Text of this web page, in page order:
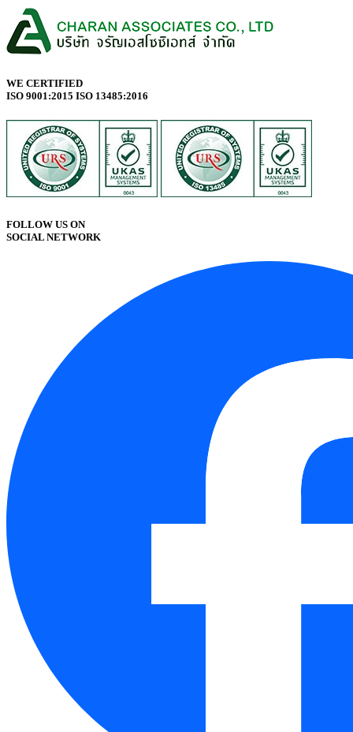
WE CERTIFIED
ISO 9001:2015 ISO 13485:2016
FOLLOW US ON
SOCIAL NETWORK